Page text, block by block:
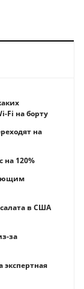
Fi на борту
на
на 120%
в США
за
экспертная